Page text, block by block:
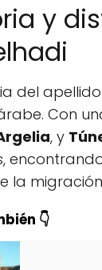
y
del
Con
, y
la
👇